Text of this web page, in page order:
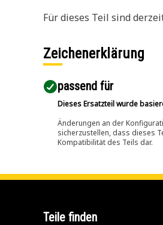
Für dieses Teil sind
Zeichenerklärung
passend für​
Dieses Ersatzteil wurde
Änderungen an der
sicherzustellen, dass dieses
Kompatibilität des Teils dar.
Teile finden